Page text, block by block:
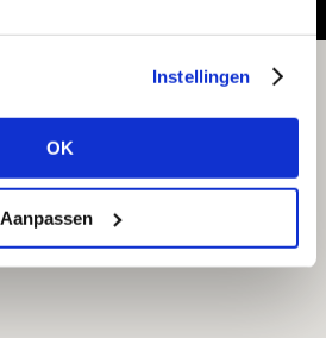
Instellingen
OK
Aanpassen